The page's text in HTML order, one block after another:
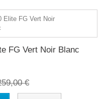
FG Vert Noir Blanc
€